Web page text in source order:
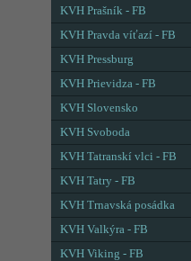
KVH Prašník - FB
KVH Pravda víťazí - FB
KVH Pressburg
KVH Prievidza - FB
KVH Slovensko
KVH Svoboda
KVH Tatranskí vlci - FB
KVH Tatry - FB
KVH Trnavská posádka
KVH Valkýra - FB
KVH Viking - FB